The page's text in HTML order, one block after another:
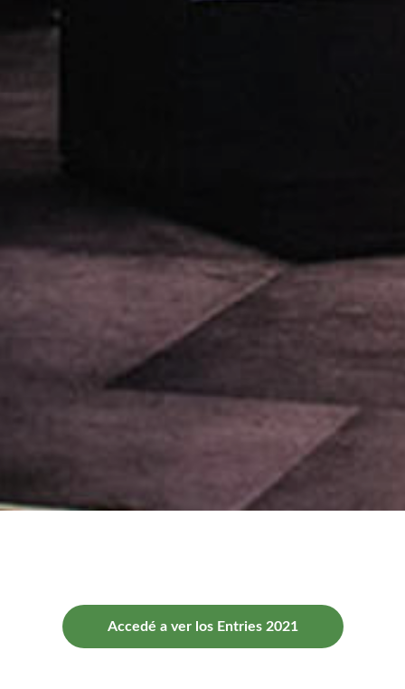
Accedé a ver los Entries 2021